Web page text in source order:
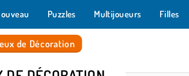
Puzzles Multijoueurs Filles
de Décoration